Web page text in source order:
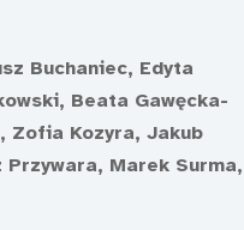
Buchaniec, Edyta
Beata Gawęcka-
Zofia Kozyra, Jakub
Marek Surma,